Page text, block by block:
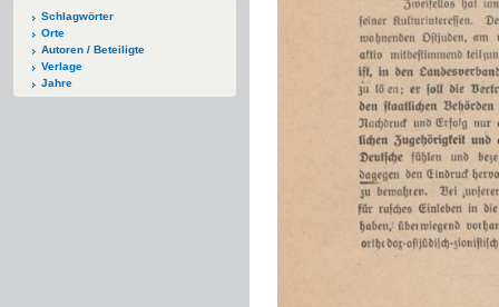
Schlagwörter
Orte
Autoren / Beteiligte
Verlage
Jahre